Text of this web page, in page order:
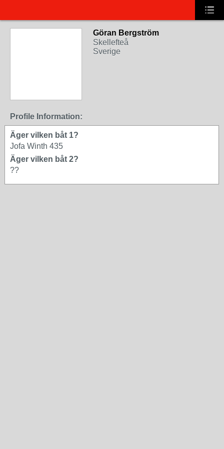
Göran Bergström
Skellefteå
Sverige
Profile Information:
Äger vilken båt 1?
Jofa Winth 435
Äger vilken båt 2?
??